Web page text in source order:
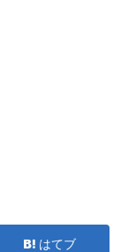
はてブ